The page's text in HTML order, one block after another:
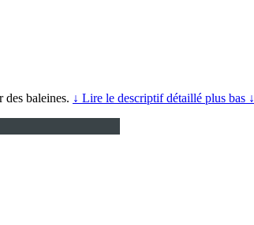
des baleines. ↓ Lire le descriptif détaillé plus bas ↓